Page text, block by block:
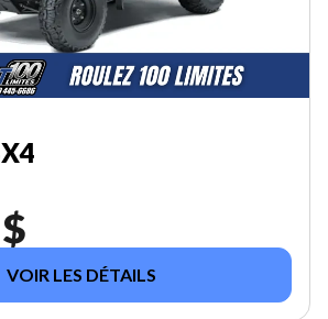
VOIR LES DÉTAILS